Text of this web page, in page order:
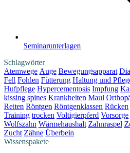
Seminarunterlagen
Schlagwörter
Atemwege Auge Bewegungsapparat
Fell Fohlen Fütterung Haltung und
Hufpflege Hypercementosis Impfung
kissing spines Krankheiten Maul
Reiten Röntgen Röntgenklassen Rücken
Training trocken Voltigierpferd Vorsorge
Wolfszahn Wärmehaushalt Zahnraspel
Zucht Zähne Überbein
Wissenspakete